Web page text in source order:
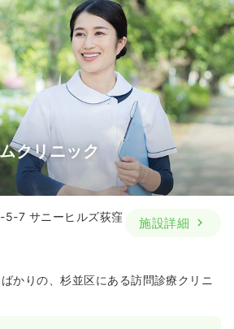
クリニック
5-7 サニーヒルズ荻窪
施設詳細
かりの、杉並区にある訪問診療クリニ